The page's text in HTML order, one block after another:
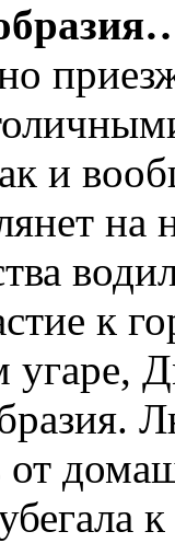
и
на
к
угаре,
от